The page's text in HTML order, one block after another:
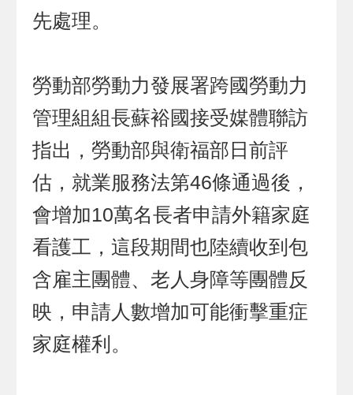
先處理。
勞動部勞動力發展署跨國勞動力
管理組組長蘇裕國接受媒體聯訪
指出，勞動部與衛福部日前評
估，就業服務法第46條通過後，
會增加10萬名長者申請外籍家庭
看護工，這段期間也陸續收到包
含雇主團體、老人身障等團體反
映，申請人數增加可能衝擊重症
家庭權利。